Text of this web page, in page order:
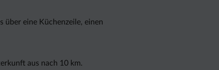
eine Küchenzeile, einen
aus nach 10 km.